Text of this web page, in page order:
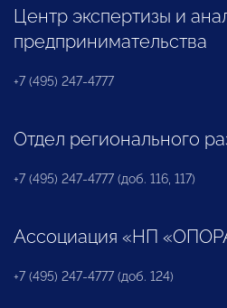
Центр экспертизы и
предпринимательства
+7 (495) 247-4777
Отдел регионального
+7 (495) 247-4777 (доб. 116, 117)
Ассоциация «НП
+7 (495) 247-4777 (доб. 124)